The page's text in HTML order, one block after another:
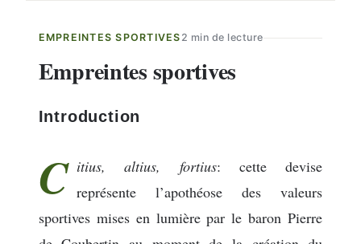
EMPREINTES SPORTIVES 2 min de lecture
Empreintes sportives
Introduction
C itius, altius, fortius: cette devise
représente l’apothéose des valeurs
sportives mises en lumière par le baron Pierre